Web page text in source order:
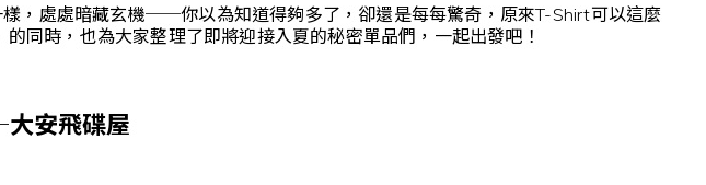
，處處暗藏玄機──你以為知道得夠多了，卻還是每每驚奇，原來T-Shirt可以這麼
同時，也為大家整理了即將迎接入夏的秘密單品們，一起出發吧！
安飛碟屋